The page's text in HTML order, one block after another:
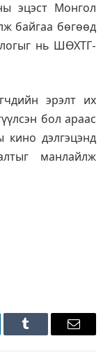
эцэст Монгол
байгаа бөгөөд
нь ШӨХТГ-
эрэлт их
бол араас
кино дэлгэцэнд
манлайлж
Tumblr Имэйл